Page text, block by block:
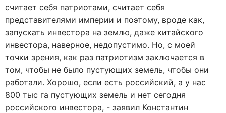
считает себя патриотами, считает себя
представителями империи и поэтому, вроде как,
запускать инвестора на землю, даже китайского
инвестора, наверное, недопустимо. Но, с моей
точки зрения, как раз патриотизм заключается в
том, чтобы не было пустующих земель, чтобы они
работали. Хорошо, если есть российский, а у нас
800 тыс га пустующих земель и нет сегодня
российского инвестора, - заявил Константин